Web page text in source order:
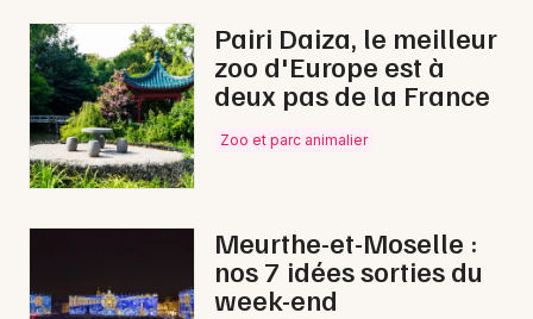
Concerts
Sports
Soirées
Sorties famille
Sorties & loisirs
Nice
Paris
Strasbourg
Toulouse
Pairi Daiza, le meilleur
zoo d'Europe est à
deux pas de la France
Zoo et parc animalier
Meurthe-et-Moselle :
nos 7 idées sorties du
week-end